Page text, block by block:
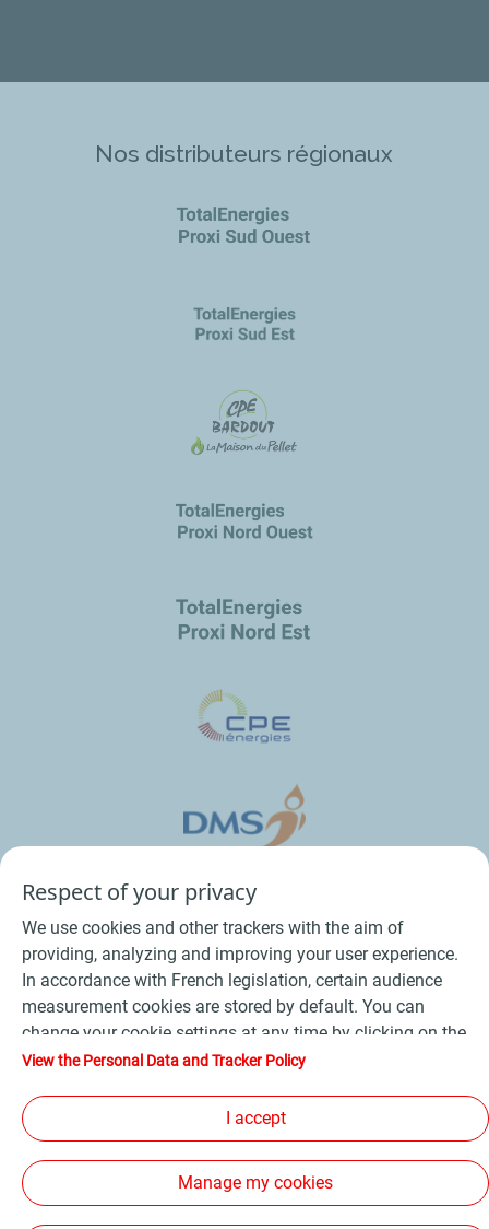
Nos distributeurs régionaux
Conditions Générales de Vente Bois
Conditions Générales d’Utilisation
Cookies - Plan du site -
Les sites de la compagnie TotalEnergies
Respect of your privacy
We use cookies and other trackers with the aim of
providing, analyzing and improving your user experience.
In accordance with French legislation, certain audience
measurement cookies are stored by default. You can
change your cookie settings at any time by clicking on the
"Manage my cookies" button. By clicking on the "Accept"
device. If you click on "Decline", only the technical cookies
required for the site to function correctly will be used. For
more information, refer to the "Personal Data and Tracker
Policy" page.
View the Personal Data and Tracker Policy
I accept
Manage my cookies